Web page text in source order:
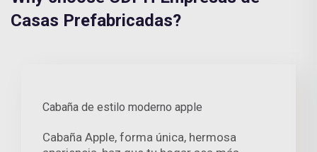
Casas Prefabricadas?
Cabaña de estilo moderno apple
Cabaña Apple, forma única, hermosa